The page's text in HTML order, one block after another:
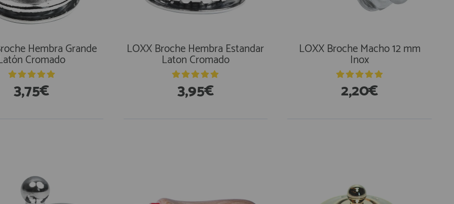
Hembra Grande
Cromado
3,75€
LOXX Broche Hembra Estandar
Laton Cromado
3,95€
LOXX Broche Macho 12 mm
Inox
2,20€